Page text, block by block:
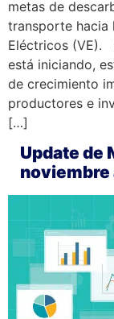
metas de
transporte hacia
Eléctricos (VE).
está iniciando,
de crecimiento
productores e
[…]
Update de
noviembre